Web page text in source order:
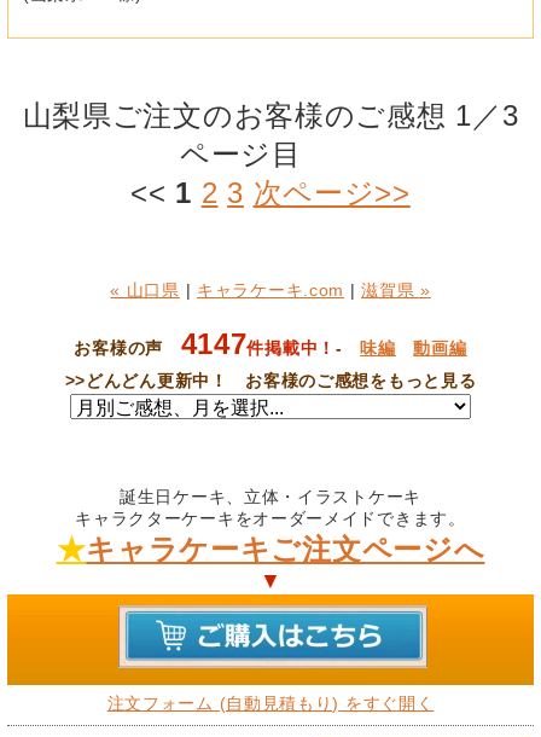
山梨県ご注文のお客様のご感想 1／3
ページ目
<< 1 2 3 次ページ>>
« 山口県 | キャラケーキ.com |滋賀県 »
お客様の声 4147件掲載中！ - 味編
動画編
>>どんどん更新中！ お客様のご感想をもっと見る
誕生日ケーキ、立体・イラストケーキ
キャラクターケーキをオーダーメイドできます。
★キャラケーキご注文ページへ
▼
注文フォーム (自動見積もり) をすぐ開く